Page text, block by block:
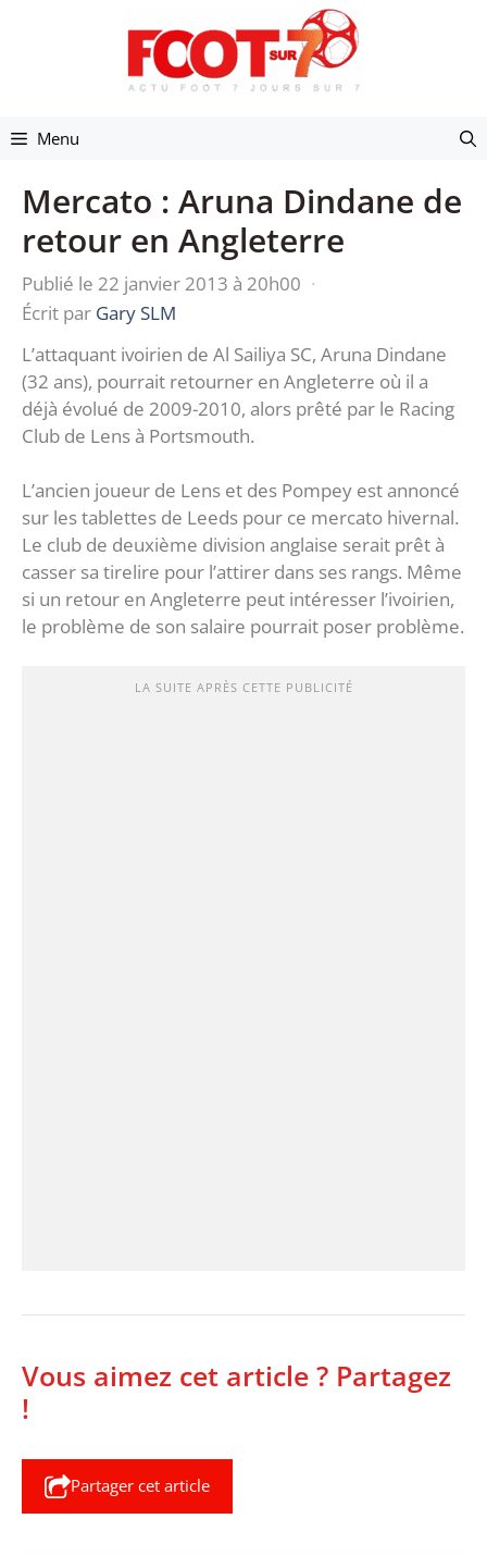
Menu
Mercato : Aruna Dindane de
retour en Angleterre
Publié le 22 janvier 2013 à 20h00 ·
Écrit par Gary SLM
L’attaquant ivoirien de Al Sailiya SC, Aruna Dindane
(32 ans), pourrait retourner en Angleterre où il a
déjà évolué de 2009-2010, alors prêté par le Racing
Club de Lens à Portsmouth.
L’ancien joueur de Lens et des Pompey est annoncé
sur les tablettes de Leeds pour ce mercato hivernal.
Le club de deuxième division anglaise serait prêt à
casser sa tirelire pour l’attirer dans ses rangs. Même
si un retour en Angleterre peut intéresser l’ivoirien,
le problème de son salaire pourrait poser problème.
LA SUITE APRÈS CETTE PUBLICITÉ
Vous aimez cet article ? Partagez
!
Partager cet article